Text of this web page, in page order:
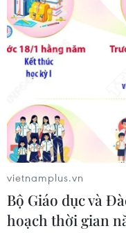
vietnamplus.vn
Bộ Giáo dục và
hoạch thời gian